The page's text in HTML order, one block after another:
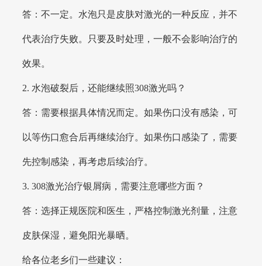
答：不一定。水泡只是皮肤对激光的一种反应，并不
代表治疗失败。只要及时处理，一般不会影响治疗的
效果。
2. 水泡破裂后，还能继续照308激光吗？
答：需要根据具体情况而定。如果伤口没有感染，可
以等伤口愈合后再继续治疗。如果伤口感染了，需要
先控制感染，再考虑后续治疗。
3. 308激光治疗银屑病，需要注意哪些方面？
答：选择正规医院和医生，严格控制激光剂量，注意
皮肤保湿，避免阳光暴晒。
给各位老乡们一些建议：